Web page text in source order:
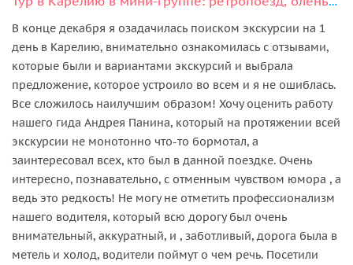
В конце декабря я озадачилась поиском экскурсии на 1
день в Карелию, внимательно ознакомилась с отзывами,
которые были и вариантами экскурсий и выбрала
предложение, которое устроило во всем и я не ошиблась.
Все сложилось наилучшим образом! Хочу оценить работу
нашего гида Андрея Панина, который на протяжении всей
экскурсии не монотонно что-то бормотал, а
заинтересовал всех, кто был в данной поездке. Очень
интересно, познавательно, с отменным чувством юмора , а
ведь это редкость! Не могу не отметить профессионализм
нашего водителя, который всю дорогу был очень
внимательный, аккуратный, и , заботливый, дорога была в
метель и холод, водители поймут о чем речь. Посетили